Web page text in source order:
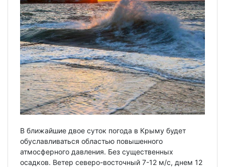
В ближайшие двое суток погода в Крыму будет
обуславливаться областью повышенного
атмосферного давления. Без существенных
осадков. Ветер северо-восточный 7-12 м/с, днем 12